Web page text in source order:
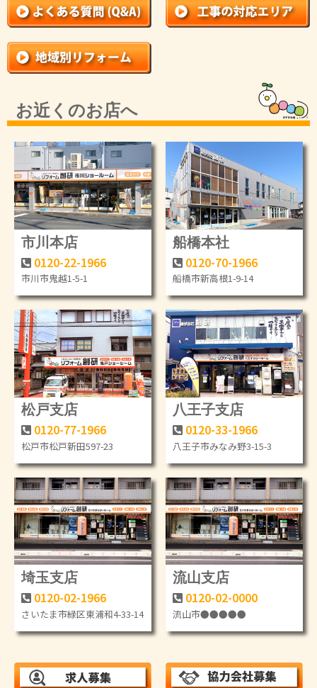
お近くのお店へ
市川本店
0120-22-1966
市川市鬼越1-5-1
船橋本社
0120-70-1966
船橋市新高根1-9-14
松戸支店
0120-77-1966
松戸市松戸新田597-23
八王子支店
0120-33-1966
八王子市みなみ野3-15-3
埼玉支店
0120-02-1966
さいたま市緑区東浦和4-33-14
流山支店
0120-02-0000
流山市●●●●●